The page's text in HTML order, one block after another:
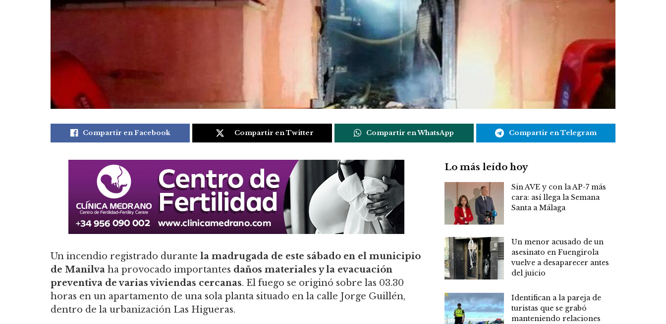
Compartir en Facebook Compartir en Twitter Compartir en WhatsApp Compartir en Telegram
Un incendio registrado durante la madrugada de este sábado en el municipio
de Manilva ha provocado importantes daños materiales y la evacuación
preventiva de varias viviendas cercanas. El fuego se originó sobre las 03.30
horas en un apartamento de una sola planta situado en la calle Jorge Guillén,
dentro de la urbanización Las Higueras.
Lo más leído hoy
Sin AVE y con la AP-7 más
cara: así llega la Semana
Santa a Málaga
Un menor acusado de un
asesinato en Fuengirola
vuelve a desaparecer antes
del juicio
Identifican a la pareja de
turistas que se grabó
manteniendo relaciones